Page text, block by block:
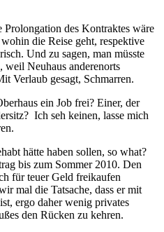
des Kontraktes wäre
die Reise geht, respektive
Und zu sagen, man müsste
weil Neuhaus anderenorts
Verlaub gesagt, Schmarren.
ein Job frei? Einer, der
Ich seh keinen, lasse mich
hätte haben sollen, so what?
bis zum Sommer 2010. Den
für teuer Geld freikaufen
mal die Tatsache, dass er mit
ergo daher wenig privates
den Rücken zu kehren.